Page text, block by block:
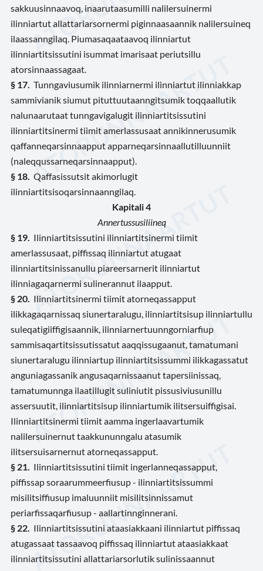
sakkuusinnaavoq, inaarutaasumilli nalilersuinermi
ilinniartut allattariarsornermi piginnaasaannik nalilersuineq
ilaassanngilaq. Piumasaqaataavoq ilinniartut
ilinniartitsissutini isummat imarisaat periutsillu
atorsinnaassagaat.
§ 17. Tunngaviusumik ilinniarnermi ilinniartut ilinniakkap
sammivianik siumut pituttuutaanngitsumik toqqaallutik
nalunaarutaat tunngavigalugit ilinniartitsissutini
ilinniartitsinermi tiimit amerlassusaat annikinnerusumik
qaffanneqarsinnaapput apparneqarsinnaallutilluunniit
(naleqqussarneqarsinnaapput).
§ 18. Qaffasissutsit akimorlugit
ilinniartitsisoqarsinnaanngilaq.
Kapitali 4
Annertussusiliineq
§ 19. Ilinniartitsissutini ilinniartitsinermi tiimit
amerlassusaat, piffissaq ilinniartut atugaat
ilinniartitsinissanullu piareersarnerit ilinniartut
ilinniagaqarnermi sulinerannut ilaapput.
§ 20. Ilinniartitsinermi tiimit atorneqassapput
ilikkagaqarnissaq siunertaralugu, ilinniartitsisup ilinniartullu
suleqatigiiffigisaannik, ilinniarnertuunngorniarfiup
sammisaqartitsissutissatut aaqqissugaanut, tamatumani
siunertaralugu ilinniartup ilinniartitsissummi ilikkagassatut
anguniagassanik angusaqarnissaanut tapersiinissaq,
tamatumunnga ilaatillugit suliniutit pissusiviusunillu
assersuutit, ilinniartitsisup ilinniartumik ilitsersuiffigisai.
Ilinniartitsinermi tiimit aamma ingerlaavartumik
nalilersuinernut taakkununngalu atasumik
ilitsersuisarnernut atorneqassapput.
§ 21. Ilinniartitsissutini tiimit ingerlanneqassapput,
piffissap soraarummeerfiusup - ilinniartitsissummi
misilitsiffiusup imaluunniit misilitsinnissamut
periarfissaqarfiusup - aallartinnginnerani.
§ 22. Ilinniartitsissutini ataasiakkaani ilinniartut piffissaq
atugassaat tassaavoq piffissaq ilinniartut ataasiakkaat
ilinniartitsissutini allattariarsorlutik sulinissaannut